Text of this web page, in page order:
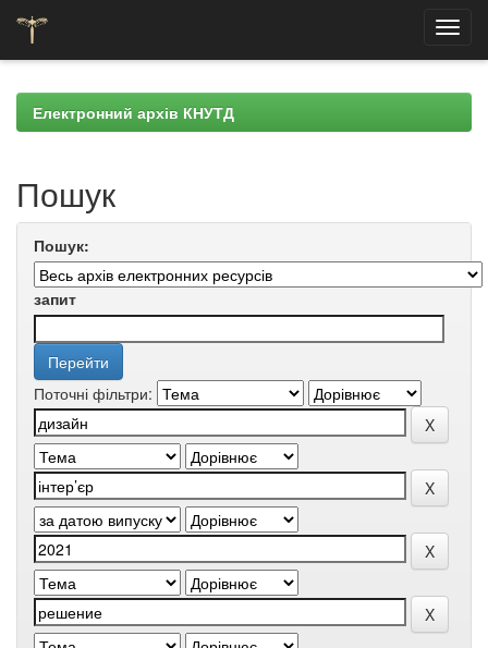
navigationЕлектронний архів КНУТД
Пошук
Пошук:
запит
Поточні фільтри: